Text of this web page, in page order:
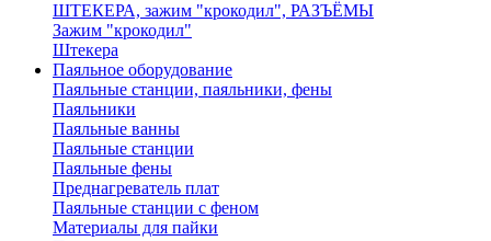
ШТЕКЕРА, зажим "крокодил", РАЗЪЁМЫ
Зажим "крокодил"
Штекера
Паяльное оборудование
Паяльные станции, паяльники, фены
Паяльники
Паяльные ванны
Паяльные станции
Паяльные фены
Преднагреватель плат
Паяльные станции с феном
Материалы для пайки